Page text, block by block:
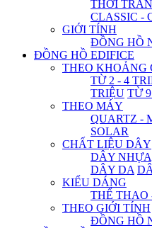
THỜI
CLASSIC -
GIỚI TÍNH
ĐỒNG HỒ
ĐỒNG HỒ EDIFICE
THEO KHOẢNG
TỪ 2 - 4
TRIỆU TỪ
THEO MÁY
QUARTZ -
SOLAR
CHẤT LIỆU DÂY
DÂY NHỰA
DÂY DA
KIỂU DÁNG
THỂ THAO
THEO GIỚI TÍNH
ĐỒNG HỒ